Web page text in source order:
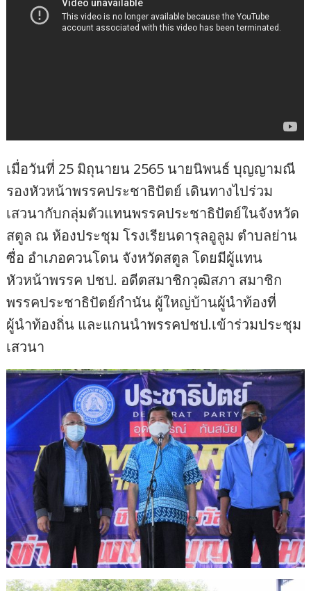
เมื่อวันที่ 25 มิถุนายน 2565 นายนิพนธ์ บุญญามณี
รองหัวหน้าพรรคประชาธิปัตย์ เดินทางไปร่วม
เสวนากับกลุ่มตัวแทนพรรคประชาธิปัตย์ในจังหวัด
สตูล ณ ห้องประชุม โรงเรียนดารุลอูลูม ตำบลย่าน
ซื่อ อำเภอควนโดน จังหวัดสตูล โดยมีผู้แทน
หัวหน้าพรรค ปชป. อดีตสมาชิกวุฒิสภา สมาชิก
พรรคประชาธิปัตย์กำนัน ผู้ใหญ่บ้านผู้นำท้องที่
ผู้นำท้องถิ่น และแกนนำพรรคปชป.เข้าร่วมประชุม
เสวนา